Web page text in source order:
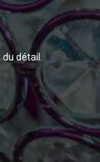
du détail.